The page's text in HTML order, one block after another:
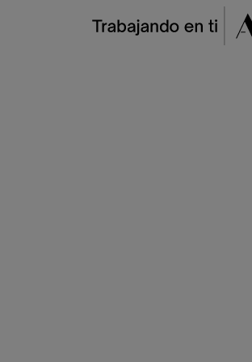
Encuentra tu oportunidad